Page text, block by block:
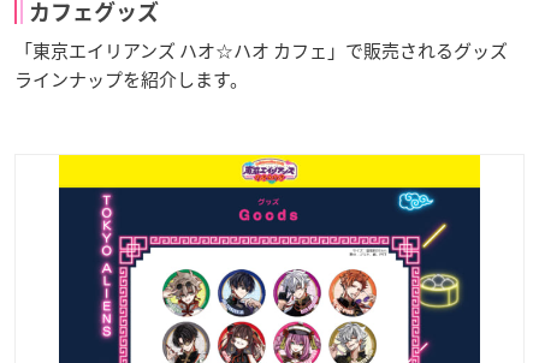
カフェグッズ
「東京エイリアンズ ハオ☆ハオ カフェ」で販売されるグッズ
ラインナップを紹介します。